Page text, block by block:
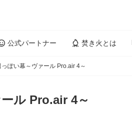
公式パートナー 焚き火とは
ぽい幕～ヴァール Pro.air 4～
ル Pro.air 4～